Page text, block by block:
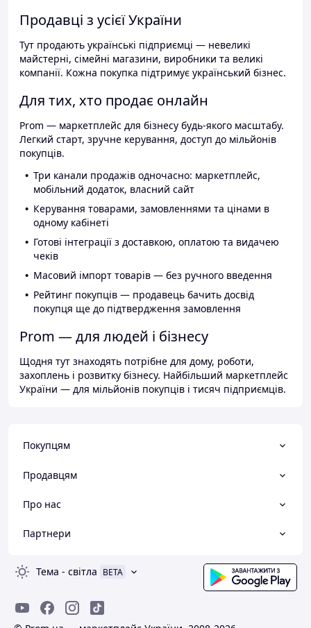
Продавці з усієї України
Тут продають українські підприємці — невеликі
майстерні, сімейні магазини, виробники та великі
компанії. Кожна покупка підтримує український бізнес.
Для тих, хто продає онлайн
Prom — маркетплейс для бізнесу будь-якого масштабу.
Легкий старт, зручне керування, доступ до мільйонів
покупців.
Три канали продажів одночасно: маркетплейс,
мобільний додаток, власний сайт
Керування товарами, замовленнями та цінами в
одному кабінеті
Готові інтеграції з доставкою, оплатою та видачею
чеків
Масовий імпорт товарів — без ручного введення
Рейтинг покупців — продавець бачить досвід
покупця ще до підтвердження замовлення
Prom — для людей і бізнесу
Щодня тут знаходять потрібне для дому, роботи,
захоплень і розвитку бізнесу. Найбільший маркетплейс
України — для мільйонів покупців і тисяч підприємців.
Покупцям
Продавцям
Про нас
Партнери
Тема - світла BETA